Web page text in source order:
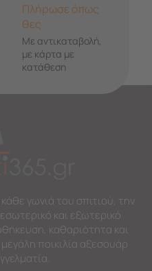
Πλήρωσε όπως
θες
Με αντικαταβολή,
με κάρτα με
κατάθεση
γωνιά του σπιτιού, την
και εξωτερικό
καθαριότητα και
ποικιλία αξεσουάρ